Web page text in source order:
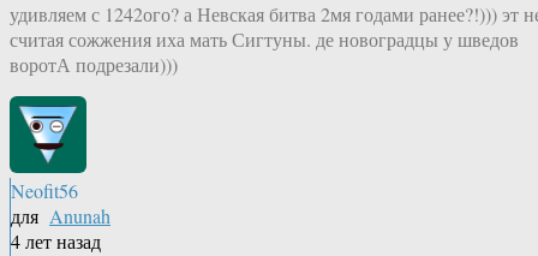
удивляем с 1242ого? а Невская битва 2мя годами ранее?!))) эт
считая сожжения иха мать Сигтуны. де новоградцы у шведов
воротА подрезали)))
Neofit56
для Anunah
4 лет назад